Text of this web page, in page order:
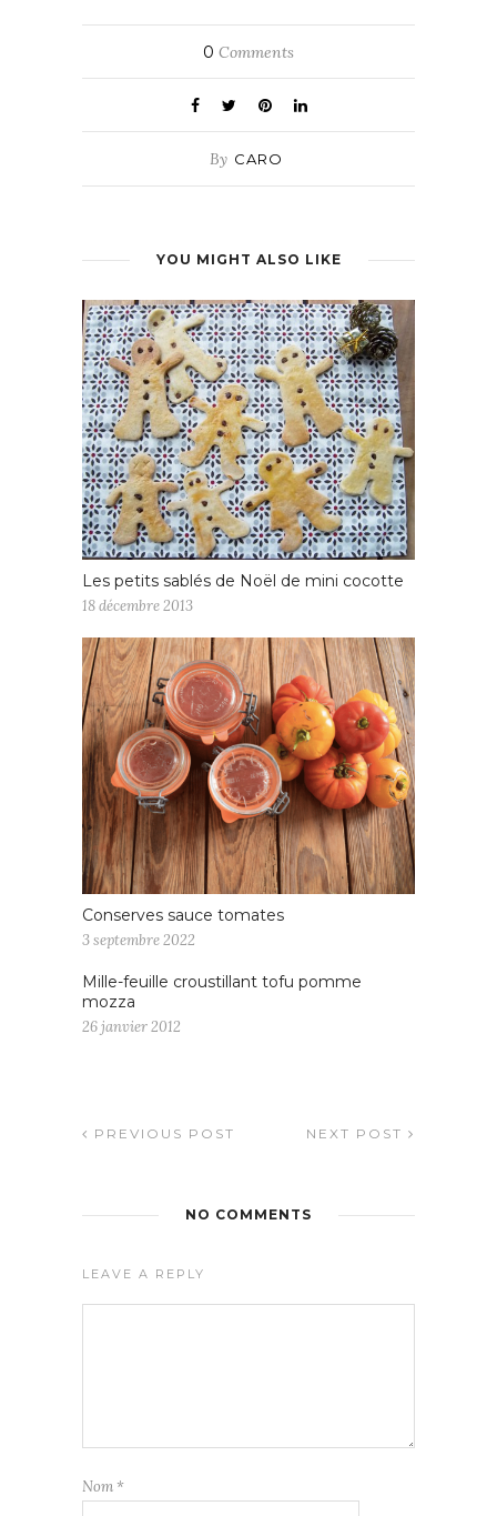
0 Comments
By CARO
YOU MIGHT ALSO LIKE
Les petits sablés de Noël de mini cocotte
18 décembre 2013
Conserves sauce tomates
3 septembre 2022
Mille-feuille croustillant tofu pomme
mozza
26 janvier 2012
PREVIOUS POST NEXT POST
NO COMMENTS
LEAVE A REPLY
Nom *